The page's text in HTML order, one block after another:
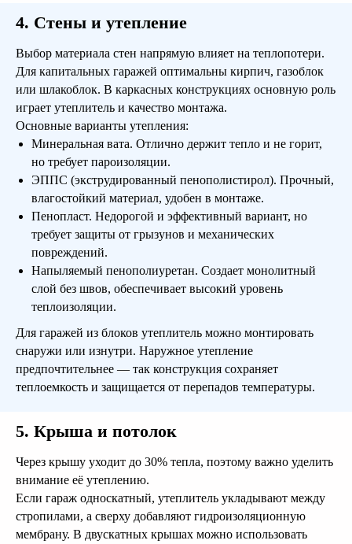
4. Стены и утепление
Выбор материала стен напрямую влияет на теплопотери.
Для капитальных гаражей оптимальны кирпич, газоблок
или шлакоблок. В каркасных конструкциях основную роль
играет утеплитель и качество монтажа.
Основные варианты утепления:
Минеральная вата. Отлично держит тепло и не горит,
но требует пароизоляции.
ЭППС (экструдированный пенополистирол). Прочный,
влагостойкий материал, удобен в монтаже.
Пенопласт. Недорогой и эффективный вариант, но
требует защиты от грызунов и механических
повреждений.
Напыляемый пенополиуретан. Создает монолитный
слой без швов, обеспечивает высокий уровень
теплоизоляции.
Для гаражей из блоков утеплитель можно монтировать
снаружи или изнутри. Наружное утепление
предпочтительнее — так конструкция сохраняет
теплоемкость и защищается от перепадов температуры.
5. Крыша и потолок
Через крышу уходит до 30% тепла, поэтому важно уделить
внимание её утеплению.
Если гараж односкатный, утеплитель укладывают между
стропилами, а сверху добавляют гидроизоляционную
мембрану. В двускатных крышах можно использовать